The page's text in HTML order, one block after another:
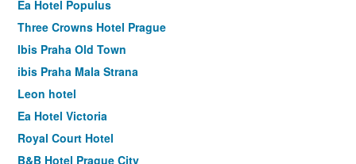
Ea Hotel Populus
Three Crowns Hotel Prague
Ibis Praha Old Town
ibis Praha Mala Strana
Leon hotel
Ea Hotel Victoria
Royal Court Hotel
B&B Hotel Prague City